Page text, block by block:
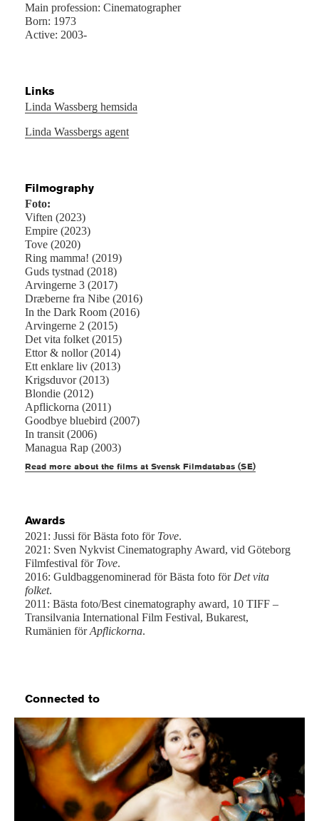
Main profession: Cinematographer
Born: 1973
Active: 2003-
Links
Linda Wassberg hemsida
Linda Wassbergs agent
Filmography
Foto:
Viften (2023)
Empire (2023)
Tove (2020)
Ring mamma! (2019)
Guds tystnad (2018)
Arvingerne 3 (2017)
Dræberne fra Nibe (2016)
In the Dark Room (2016)
Arvingerne 2 (2015)
Det vita folket (2015)
Ettor & nollor (2014)
Ett enklare liv (2013)
Krigsduvor (2013)
Blondie (2012)
Apflickorna (2011)
Goodbye bluebird (2007)
In transit (2006)
Managua Rap (2003)
Read more about the films at Svensk Filmdatabas (SE)
Awards
2021: Jussi för Bästa foto för Tove.
2021: Sven Nykvist Cinematography Award, vid Göteborg
Filmfestival för Tove.
2016: Guldbaggenominerad för Bästa foto för Det vita
folket.
2011: Bästa foto/Best cinematography award, 10 TIFF –
Transilvania International Film Festival, Bukarest,
Rumänien förApflickorna.
Connected to